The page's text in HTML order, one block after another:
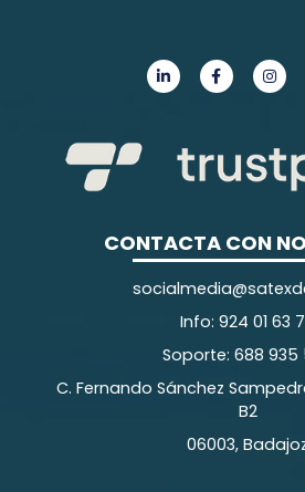
CONTACTA CON
Info: 924 01 63
Soporte: 688 935
C. Fernando Sánchez
B2
06003,